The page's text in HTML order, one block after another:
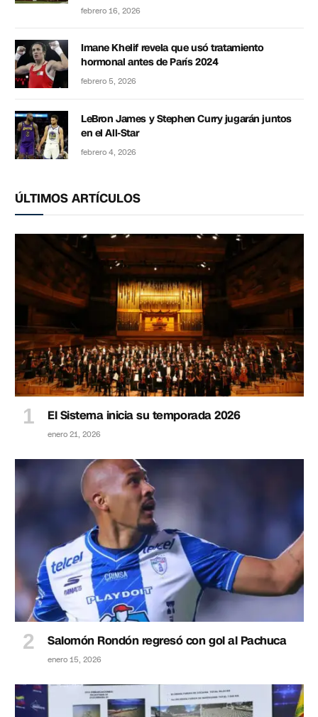
febrero 16, 2026
Imane Khelif revela que usó tratamiento
hormonal antes de París 2024
febrero 5, 2026
LeBron James y Stephen Curry jugarán juntos
en el All-Star
febrero 4, 2026
ÚLTIMOS ARTÍCULOS
El Sistema inicia su temporada 2026
enero 21, 2026
Salomón Rondón regresó con gol al Pachuca
enero 15, 2026